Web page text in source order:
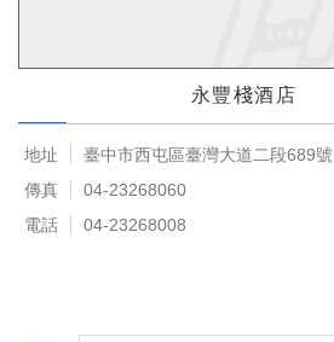
永豐棧酒店
地址
臺中市西屯區臺灣大道二段689號
傳真
04-23268060
電話
04-23268008